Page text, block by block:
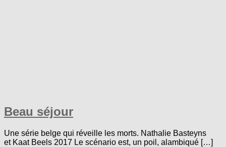
Beau séjour
Une série belge qui réveille les morts. Nathalie Basteyns
et Kaat Beels 2017 Le scénario est, un poil, alambiqué […]